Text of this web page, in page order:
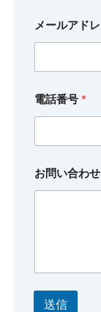
メールアド
*
電
電話番号 *
お問い合わ
送信